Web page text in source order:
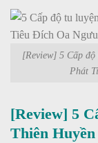
[Review] 5 Cấp
Phát
[Review] 5
Thiên